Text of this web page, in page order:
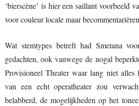
‘bierscène’ is hier een saillant voorbeeld
voor couleur locale maar
Wat stemtypes betreft had Smetana
gedachten, ook vanwege de nogal
Provisioneel Theater waar lang niet alles
van een echt operatheater zou
belabberd, de mogelijkheden op het